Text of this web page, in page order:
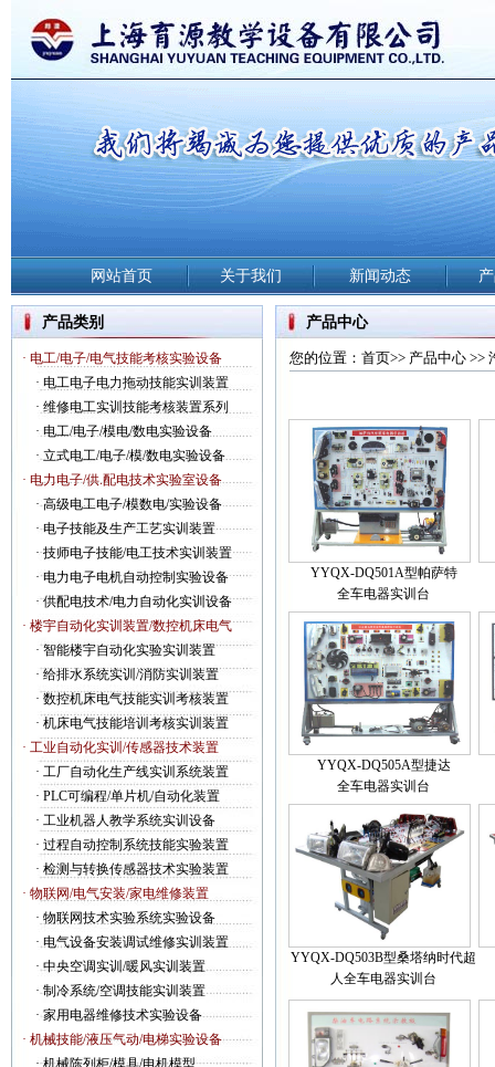
网站首页 关于我们 新闻动态
产品类别
· 电工/电子/电气技能考核实验设备
· 电工电子电力拖动技能实训装置
· 维修电工实训技能考核装置系列
· 电工/电子/模电/数电实验设备
·立式电工/电子/模/数电实验设备
· 电力电子/供.配电技术实验室设备
·高级电工电子/模数电/实验设备
·电子技能及生产工艺实训装置
·技师电子技能/电工技术实训装置
·电力电子电机自动控制实验设备
·供配电技术/电力自动化实训设备
· 楼宇自动化实训装置/数控机床电气
·智能楼宇自动化实验实训装置
· 给排水系统实训/消防实训装置
· 数控机床电气技能实训考核装置
· 机床电气技能培训考核实训装置
· 工业自动化实训/传感器技术装置
· 工厂自动化生产线实训系统装置
· PLC可编程/单片机/自动化装置
· 工业机器人教学系统实训设备
· 过程自动控制系统技能实验装置
· 检测与转换传感器技术实验装置
· 物联网/电气安装/家电维修装置
· 物联网技术实验系统实验设备
·电气设备安装调试维修实训装置
·中央空调实训/暖风实训装置
·制冷系统/空调技能实训装置
·家用电器维修技术实验设备
· 机械技能/液压气动/电梯实验设备
·机械陈列柜/模具/电机模型
产品中心
您的位置：首页>> 产品中心 >>
YYQX-DQ501A型帕萨特
全车电器实训台
YYQX-DQ505A型捷达
全车电器实训台
YYQX-DQ503B型桑塔纳时代超
人全车电器实训台